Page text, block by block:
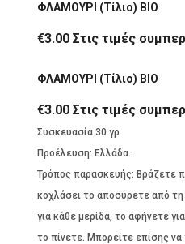
ΦΛΑΜΟΥΡΙ (Τίλιο) ΒΙΟ
€3.00 Στις τιμές
ΦΛΑΜΟΥΡΙ (Τίλιο) ΒΙΟ
€3.00 Στις τιμές
Συσκευασία 30 γρ
Προέλευση: Ελλάδα.
Τρόπος παρασκευής: Βράζετε
κοχλάσει το αποσύρετε από
για κάθε μερίδα, το αφήνετε
το πίνετε. Μπορείτε επίσης